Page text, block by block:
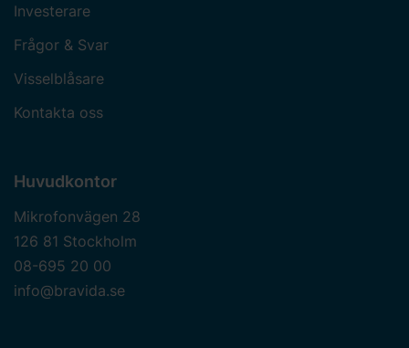
Investerare
Frågor & Svar
Visselblåsare
Kontakta oss
Huvudkontor
Mikrofonvägen 28
126 81 Stockholm
08-695 20 00
info@bravida.se